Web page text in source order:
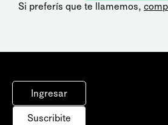
Si preferís que te llamemos,
Ingresar
Suscribite